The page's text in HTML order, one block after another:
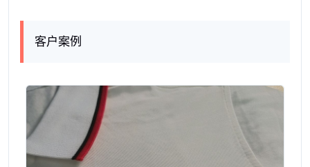
客户案例